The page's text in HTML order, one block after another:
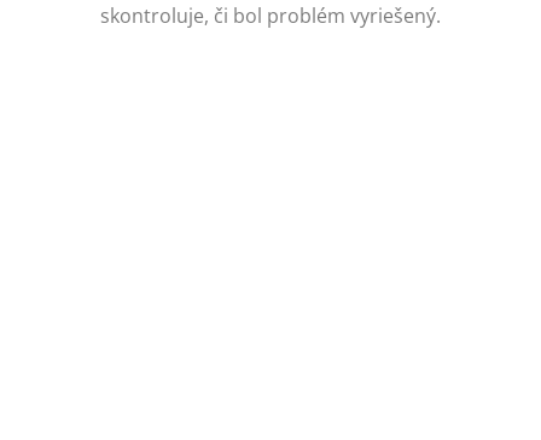
skontroluje, či bol problém vyriešený.